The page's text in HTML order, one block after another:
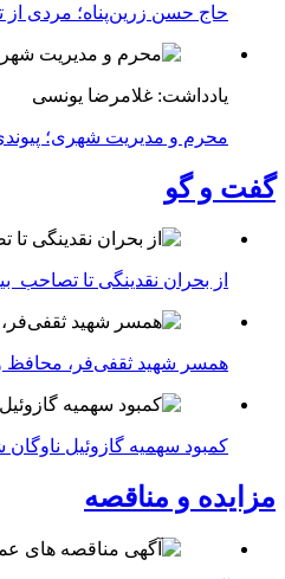
حاج حسن زرین‌پناه؛ مردی از
یادداشت: غلامرضا یونسی
محرم و مدیریت شهری؛
گفت و گو
از بحران نقدینگی تا تصاحب بیش از ۷۰ درصد بازار جرم
همسر شهید ثقفی‌فر، محافظ و
کمبود سهمیه گازوئیل
مزایده و مناقصه